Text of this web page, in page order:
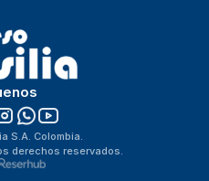
S.A. Colombia.
derechos reservados.